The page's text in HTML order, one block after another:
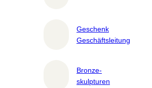
Geschenk
Geschäftsleitung
Bronze-
skulpturen